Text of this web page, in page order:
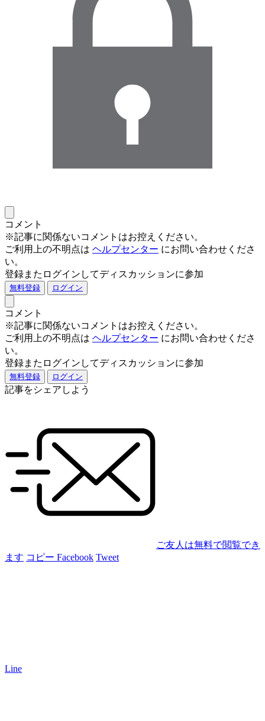
コメント
※記事に関係ないコメントはお控えください。
ご利用上の不明点は ヘルプセンター にお問い合わせくださ
い。
登録またログインしてディスカッションに参加
無料登録 ログイン
コメント
※記事に関係ないコメントはお控えください。
ご利用上の不明点は ヘルプセンター にお問い合わせくださ
い。
登録またログインしてディスカッションに参加
無料登録 ログイン
記事をシェアしよう
ご友人は無料で閲覧でき
ます コピー Facebook Tweet
Line